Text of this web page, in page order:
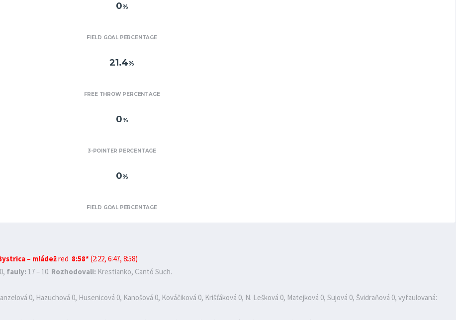
0%
FIELD GOAL PERCENTAGE
21.4%
FREE THROW PERCENTAGE
0%
3-POINTER PERCENTAGE
0%
FIELD GOAL PERCENTAGE
– mládežred 8:58*(2:22, 6:47, 8:58)
fauly: 17 – 10. Rozhodovali: Krestianko, Cantó Such.
0, Hazuchová 0, Husenicová 0, Kanošová 0, Kováčiková 0, Krišťáková 0, N. Lešková 0, Matejková 0, Sujová 0, Švidraňová 0, vyfaulovaná: